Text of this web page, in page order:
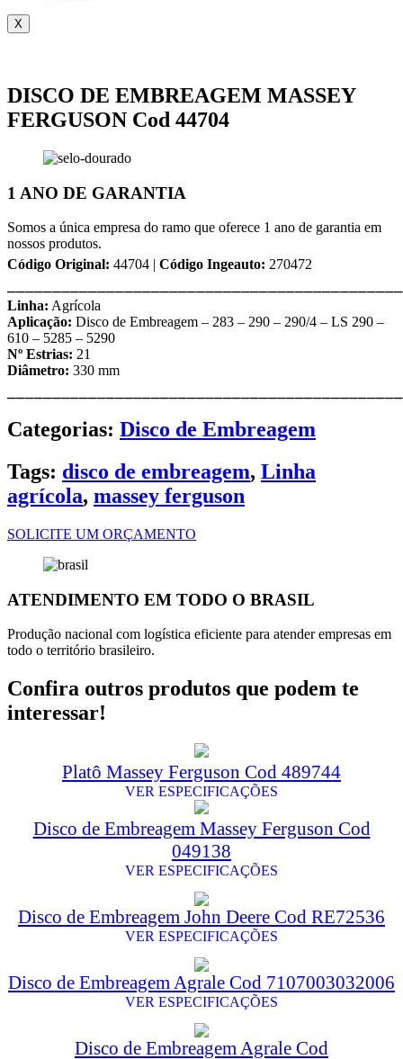
X
DISCO DE EMBREAGEM MASSEY
FERGUSON Cod 44704
1 ANO DE GARANTIA
Somos a única empresa do ramo que oferece 1 ano de garantia em
nossos produtos.
Código Original: 44704 | Código Ingeauto: 270472
Linha: Agrícola
Aplicação: Disco de Embreagem – 283 – 290 – 290/4 – LS 290 –
610 – 5285 – 5290
Nº Estrias: 21
Diâmetro: 330 mm
Categorias: Disco de Embreagem
Tags: disco de embreagem, Linha
agrícola, massey ferguson
SOLICITE UM ORÇAMENTO
ATENDIMENTO EM TODO O BRASIL
Produção nacional com logística eficiente para atender empresas em
todo o território brasileiro.
Confira outros produtos que podem te
interessar!
Platô Massey Ferguson Cod 489744
VER ESPECIFICAÇÕES
Disco de Embreagem Massey Ferguson Cod
049138
VER ESPECIFICAÇÕES
Disco de Embreagem John Deere Cod RE72536
VER ESPECIFICAÇÕES
Disco de Embreagem Agrale Cod 7107003032006
VER ESPECIFICAÇÕES
Disco de Embreagem Agrale Cod